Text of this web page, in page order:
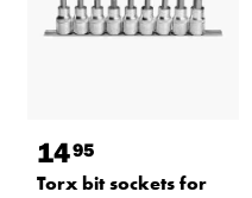
1495
Torx bit sockets for